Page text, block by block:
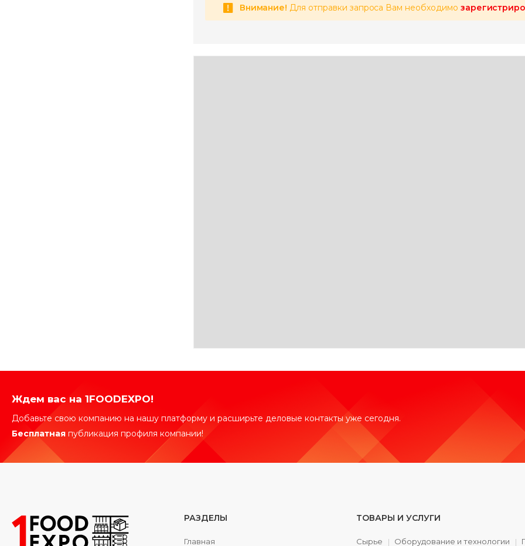
Внимание! Для отправки запроса Вам необходимо
Ждем вас на 1FOODEXPO!
Добавьте свою компанию на нашу платформу и расширьте деловые контакты уже сегодня.
Бесплатная публикация профиля компании!
РАЗДЕЛЫ
Главная
ТОВАРЫ И УСЛУГИ
Сырье Оборудование и технологии